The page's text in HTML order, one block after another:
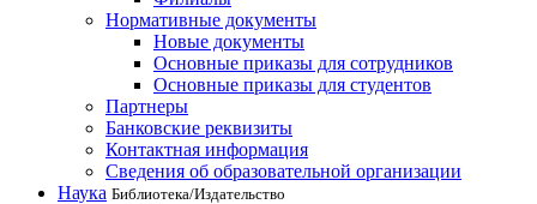
Нормативные документы
Новые документы
Основные приказы для сотрудников
Основные приказы для студентов
Партнеры
Банковские реквизиты
Контактная информация
Сведения об образовательной организации
Наука Библиотека/Издательство